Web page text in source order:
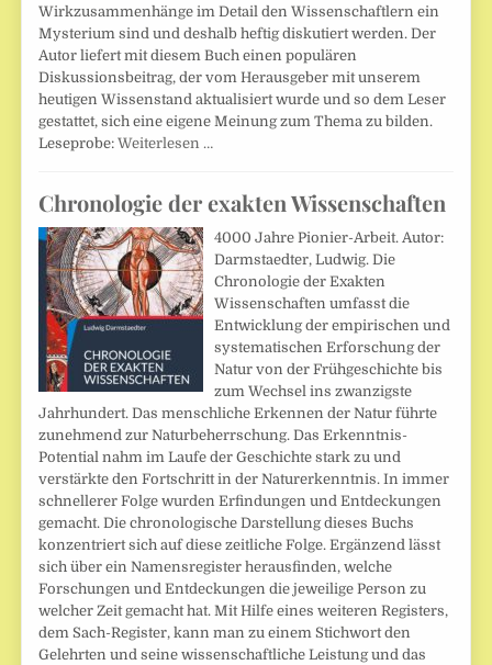
Wirkzusammenhänge im Detail den Wissenschaftlern ein
Mysterium sind und deshalb heftig diskutiert werden. Der
Autor liefert mit diesem Buch einen populären
Diskussionsbeitrag, der vom Herausgeber mit unserem
heutigen Wissenstand aktualisiert wurde und so dem Leser
gestattet, sich eine eigene Meinung zum Thema zu bilden.
Leseprobe:Weiterlesen …
Chronologie der exakten Wissenschaften
4000 Jahre Pionier-Arbeit. Autor:
Darmstaedter, Ludwig. Die
Chronologie der Exakten
Wissenschaften umfasst die
Entwicklung der empirischen und
systematischen Erforschung der
Natur von der Frühgeschichte bis
zum Wechsel ins zwanzigste
Jahrhundert. Das menschliche Erkennen der Natur führte
zunehmend zur Naturbeherrschung. Das Erkenntnis-
Potential nahm im Laufe der Geschichte stark zu und
verstärkte den Fortschritt in der Naturerkenntnis. In immer
schnellerer Folge wurden Erfindungen und Entdeckungen
gemacht. Die chronologische Darstellung dieses Buchs
konzentriert sich auf diese zeitliche Folge. Ergänzend lässt
sich über ein Namensregister herausfinden, welche
Forschungen und Entdeckungen die jeweilige Person zu
welcher Zeit gemacht hat. Mit Hilfe eines weiteren Registers,
dem Sach-Register, kann man zu einem Stichwort den
Gelehrten und seine wissenschaftliche Leistung und das